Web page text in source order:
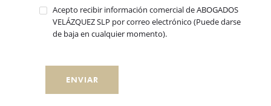
Acepto recibir información comercial de ABOGADOS
VELÁZQUEZ SLP por correo electrónico (Puede darse
de baja en cualquier momento).